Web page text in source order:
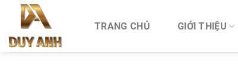
content
TRANG CHỦ GIỚI THIỆU